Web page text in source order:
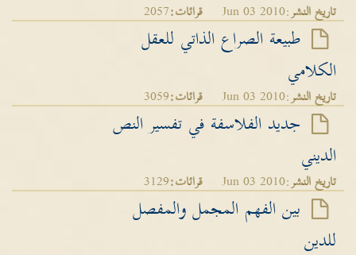
تاريخ النشر:Jun 03 2010 قرائات:2057
طبيعة الصراع الذاتي للعقل
الكلامي
تاريخ النشر:Jun 03 2010 قرائات:3059
جديد الفلاسفة في تفسير النص
الديني
تاريخ النشر:Jun 03 2010 قرائات:3129
بين الفهم المجمل والمفصل
للدين